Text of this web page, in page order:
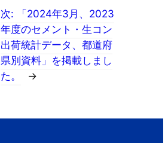
次:
「2024年3月、2023
年度のセメント・生コン
出荷統計データ、都道府
県別資料」を掲載しまし
た。
→